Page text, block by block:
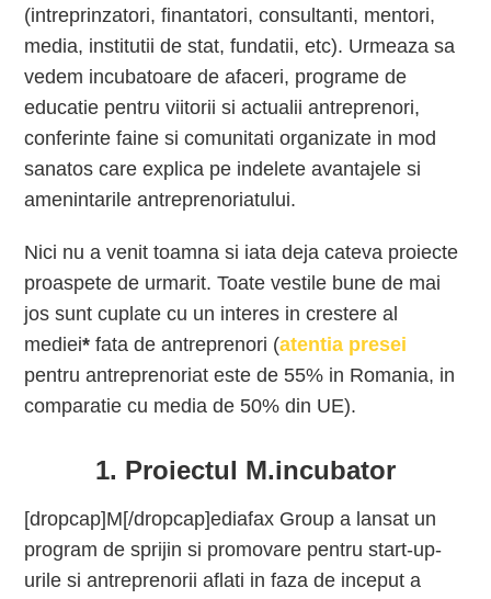
(intreprinzatori, finantatori, consultanti, mentori,
media, institutii de stat, fundatii, etc). Urmeaza sa
vedem incubatoare de afaceri, programe de
educatie pentru viitorii si actualii antreprenori,
conferinte faine si comunitati organizate in mod
sanatos care explica pe indelete avantajele si
amenintarile antreprenoriatului.
Nici nu a venit toamna si iata deja cateva proiecte
proaspete de urmarit. Toate vestile bune de mai
jos sunt cuplate cu un interes in crestere al
mediei* fata de antreprenori (atentia presei
pentru antreprenoriat este de 55% in Romania, in
comparatie cu media de 50% din UE).
1. Proiectul M.incubator
[dropcap]M[/dropcap]ediafax Group a lansat un
program de sprijin si promovare pentru start-up-
urile si antreprenorii aflati in faza de inceput a